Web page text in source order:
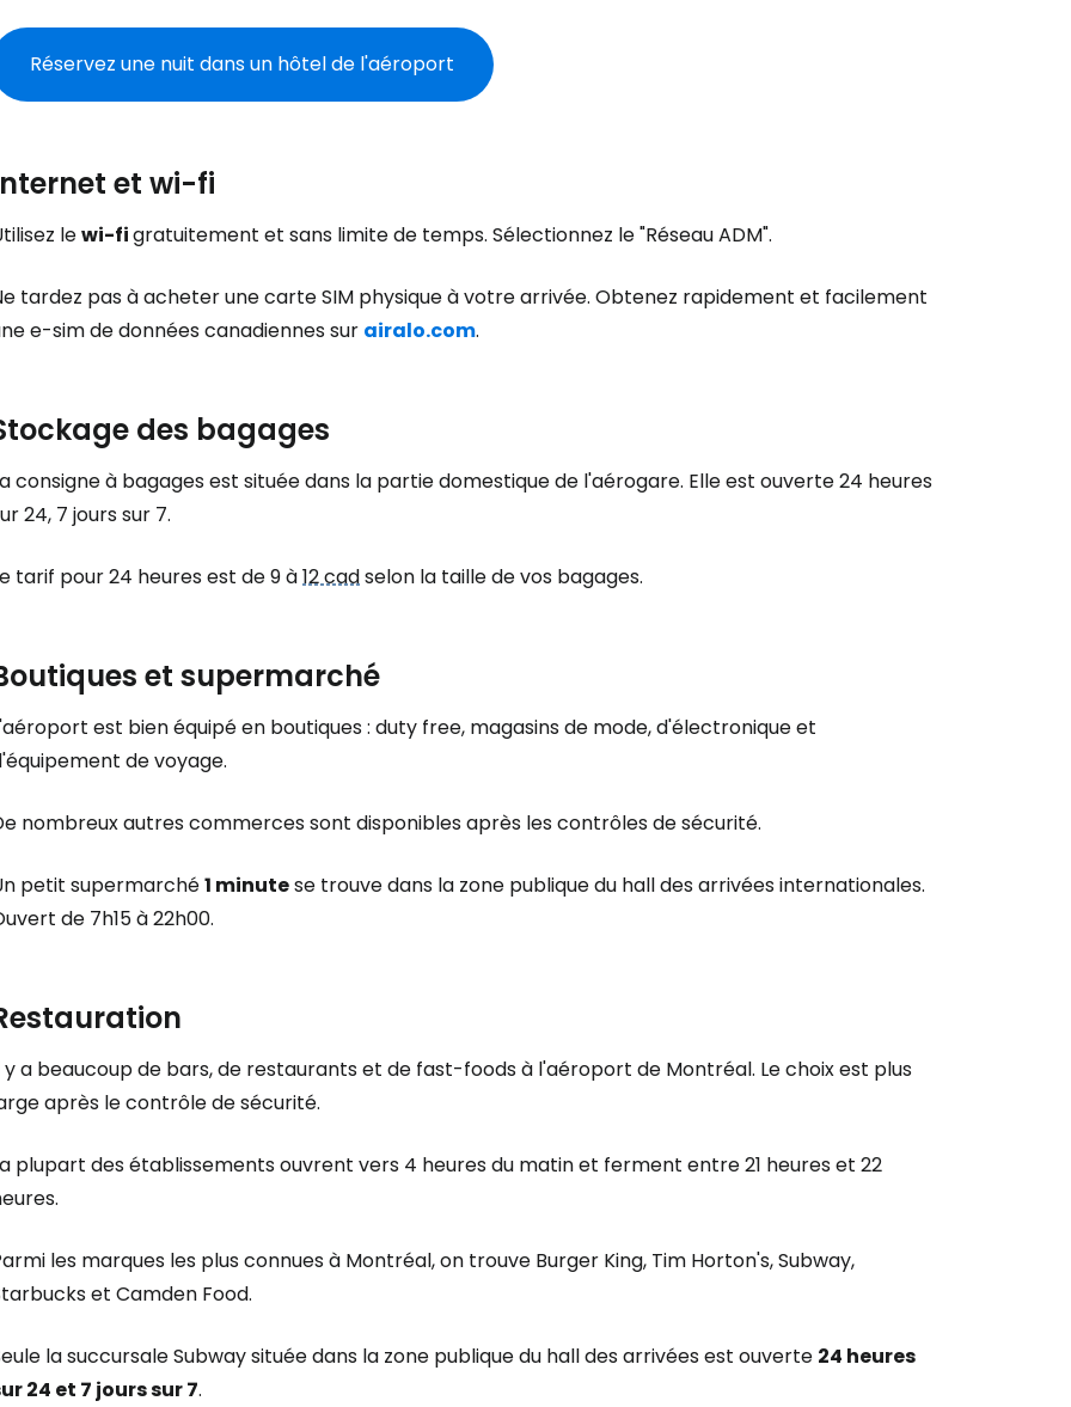
Réservez une nuit dans un hôtel de l'aéroport
et wi-fi
lewi-figratuitement et sans limite de temps. Sélectionnez le "Réseau ADM".
tardez pas à acheter une carte SIM physique à votre arrivée. Obtenez rapidement et facilement
e-sim de données canadiennes sur airalo.com.
des bagages
consigne à bagages est située dans la partie domestique de l'aérogare. Elle est ouverte 24 heures
24, 7 jours sur 7.
tarif pour 24 heures est de 9 à12 cadselon la taille de vos bagages.
et supermarché
est bien équipé en boutiques : duty free, magasins de mode, d'électronique et
de voyage.
nombreux autres commerces sont disponibles après les contrôles de sécurité.
petit supermarché1 minutese trouve dans la zone publique du hall des arrivées internationales.
de 7h15 à 22h00.
y a beaucoup de bars, de restaurants et de fast-foods à l'aéroport de Montréal. Le choix est plus
après le contrôle de sécurité.
plupart des établissements ouvrent vers 4 heures du matin et ferment entre 21 heures et 22
les marques les plus connues à Montréal, on trouve Burger King, Tim Horton's, Subway,
et Camden Food.
la succursale Subway située dans la zone publique du hall des arrivées est ouverte 24 heures
24 et 7 jours sur 7.
Se connecter à Cestee
... la communauté mondiale des voyageurs